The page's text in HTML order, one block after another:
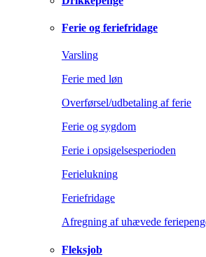
Ferie og feriefridage
Varsling
Ferie med løn
Overførsel/udbetaling af ferie
Ferie og sygdom
Ferie i opsigelsesperioden
Ferielukning
Feriefridage
Afregning af uhævede
Fleksjob